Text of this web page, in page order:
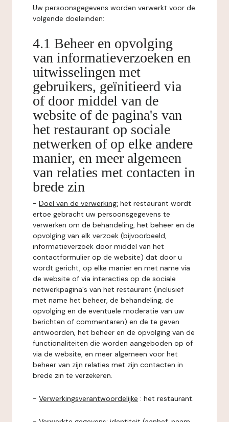
Uw persoonsgegevens worden verwerkt voor de
volgende doeleinden:
4.1 Beheer en opvolging
van informatieverzoeken en
uitwisselingen met
gebruikers, geïnitieerd via
of door middel van de
website of de pagina's van
het restaurant op sociale
netwerken of op elke andere
manier, en meer algemeen
van relaties met contacten in
brede zin
- Doel van de verwerking: het restaurant wordt
ertoe gebracht uw persoonsgegevens te
verwerken om de behandeling, het beheer en de
opvolging van elk verzoek (bijvoorbeeld,
informatieverzoek door middel van het
contactformulier op de website) dat door u
wordt gericht, op elke manier en met name via
de website of via interacties op de sociale
netwerkpagina's van het restaurant (inclusief
met name het beheer, de behandeling, de
opvolging en de eventuele moderatie van uw
berichten of commentaren) en de te geven
antwoorden, het beheer en de opvolging van de
functionaliteiten die worden aangeboden op of
via de website, en meer algemeen voor het
beheer van zijn relaties met zijn contacten in
brede zin te verzekeren.
- Verwerkingsverantwoordelijke : het restaurant.